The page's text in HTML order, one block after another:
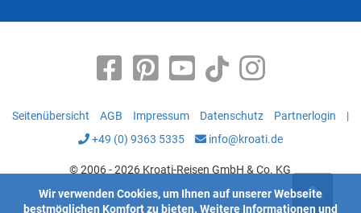
Seitenübersicht AGB Impressum Datenschutz Partnerlogin
|
+49 (0) 9363 5335
info@kroati.de
© 2006 - 2026 Kroati-Reisen GmbH & Co. KG
Wir verwenden Cookies, um Ihnen auf unserer Webseite
bestmöglichen Komfort zu bieten. Weitere Informationen und